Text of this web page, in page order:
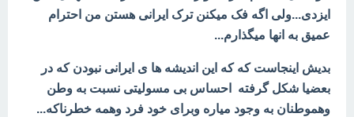
ایزدی...ولی اگه فک میکنن ترک ایرانی هستن من احترام
عمیق به انها میگذارم...
بدیش اینجاست که که این اندیشه ها ی ایرانی نبودن که در
بعضیا شکل گرفته احساس بی مسولیتی نسبت به وطن
وهموطنان به وجود میاره وبرای خود فرد وهمه خطرناکه...